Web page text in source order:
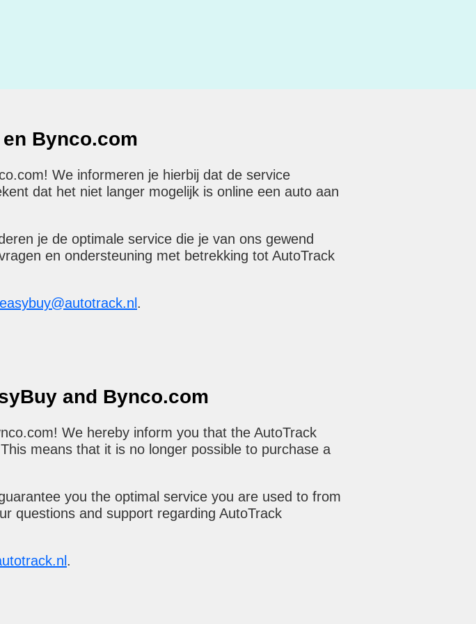
Bynco.com
We informeren je hierbij dat de service
dat het niet langer mogelijk is online een auto aan
je de optimale service die je van ons gewend
en ondersteuning met betrekking tot AutoTrack
easybuy@autotrack.nl .
and Bynco.com
We hereby inform you that the AutoTrack
means that it is no longer possible to purchase a
you the optimal service you are used to from
questions and support regarding AutoTrack
.